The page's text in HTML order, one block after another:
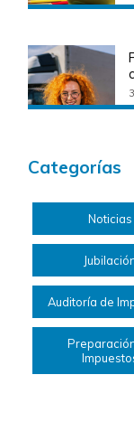
Categorías
Noticias
Auditoría de